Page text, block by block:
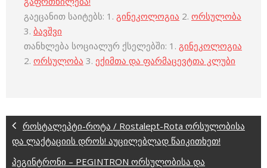
გაეცანით საიტებს: 1. გინეკოლოგია 2. ორსულობა
3. ბავშვი
თანხლება სოციალურ ქსელებში: 1. გინეკოლოგია
2. ორსულობა 3. ექიმთა და ფარმაცევტთა კლუბი
როსტალეპტი-როტა / Rostalept-Rota ორსულობისა
და ლაქტაციის დროს! აუცილებლად წაიკითხეთ!
პეგინტრონი – PEGINTRON ორსულობისა და